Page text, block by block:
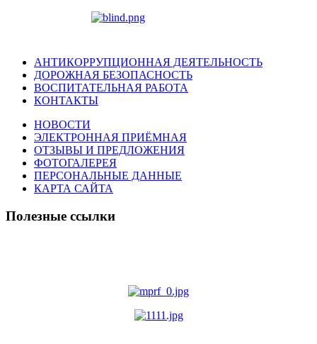
АНТИКОРРУПЦИОННАЯ ДЕЯТЕЛЬНОСТЬ
ДОРОЖНАЯ БЕЗОПАСНОСТЬ
ВОСПИТАТЕЛЬНАЯ РАБОТА
КОНТАКТЫ
НОВОСТИ
ЭЛЕКТРОННАЯ ПРИЁМНАЯ
ОТЗЫВЫ И ПРЕДЛОЖЕНИЯ
ФОТОГАЛЕРЕЯ
ПЕРСОНАЛЬНЫЕ ДАННЫЕ
КАРТА САЙТА
Полезные ссылки